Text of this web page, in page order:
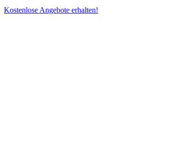
Kostenlose Angebote erhalten!